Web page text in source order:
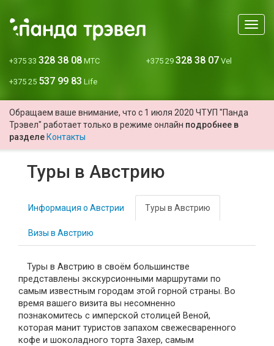
Меню
+375 33 328 38 08 МТС +375 29 328 38 07 Vel
+375 25 537 99 83 Life
Обращаем ваше внимание, что с 1 июля 2020 ЧТУП "Панда
Трэвел" работает только в режиме онлайн подробнее в
разделе Контакты
Туры в Австрию
Информация о Австрии Туры в Австрию
Визы в Австрию
Туры в Австрию в своём большинстве
представлены экскурсионными маршрутами по
самым известным городам этой горной страны. Во
время вашего визита вы несомненно
познакомитесь с имперской столицей Веной,
которая манит туристов запахом свежесваренного
кофе и шоколадного торта Захер, самым